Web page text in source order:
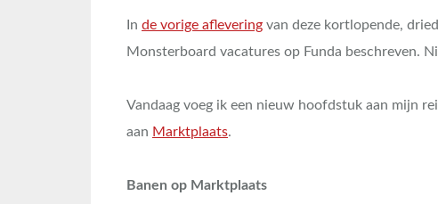
In de vorige aflevering van deze kortlopende,
Monsterboard vacatures op Funda beschreven.
Vandaag voeg ik een nieuw hoofdstuk aan mijn
aan Marktplaats.
Banen op Marktplaats